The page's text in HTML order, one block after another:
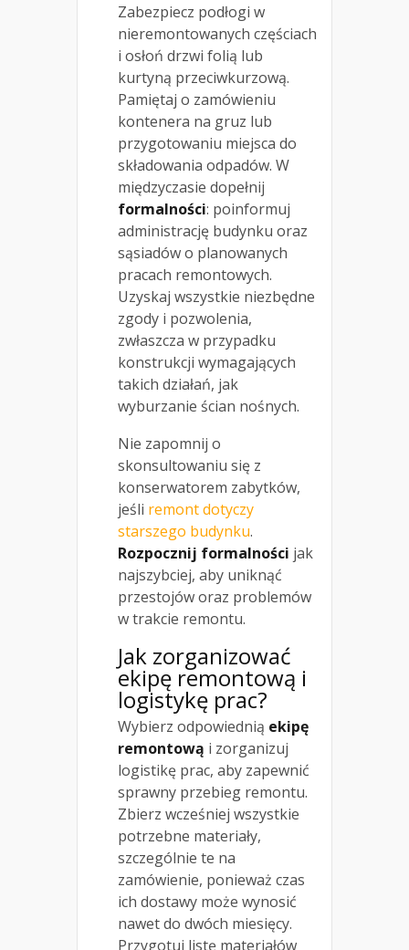
Zabezpiecz podłogi w
nieremontowanych częściach
i osłoń drzwi folią lub
kurtyną przeciwkurzową.
Pamiętaj o zamówieniu
kontenera na gruz lub
przygotowaniu miejsca do
składowania odpadów. W
międzyczasie dopełnij
formalności: poinformuj
administrację budynku oraz
sąsiadów o planowanych
pracach remontowych.
Uzyskaj wszystkie niezbędne
zgody i pozwolenia,
zwłaszcza w przypadku
konstrukcji wymagających
takich działań, jak
wyburzanie ścian nośnych.
Nie zapomnij o
skonsultowaniu się z
konserwatorem zabytków,
jeśli remont dotyczy
starszego budynku.
Rozpocznij formalności jak
najszybciej, aby uniknąć
przestojów oraz problemów
w trakcie remontu.
Jak zorganizować
ekipę remontową i
logistykę prac?
Wybierz odpowiednią ekipę
remontową i zorganizuj
logistikę prac, aby zapewnić
sprawny przebieg remontu.
Zbierz wcześniej wszystkie
potrzebne materiały,
szczególnie te na
zamówienie, ponieważ czas
ich dostawy może wynosić
nawet do dwóch miesięcy.
Przygotuj listę materiałów